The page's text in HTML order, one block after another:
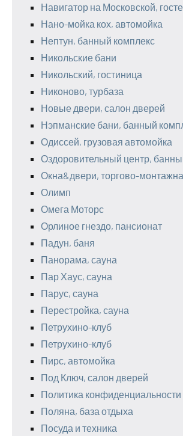
Навигатор на Московской,
Нано-мойка кох, автомойка
Нептун, банный комплекс
Никольские бани
Никольский, гостиница
Никоново, турбаза
Новые двери, салон дверей
Нэпманские бани, банный
Одиссей, грузовая автомойка
Оздоровительный центр,
Окна&двери, торгово-
Олимп
Омега Моторс
Орлиное гнездо, пансионат
Падун, баня
Панорама, сауна
Пар Хаус, сауна
Парус, сауна
Перестройка, сауна
Петрухино-клуб
Петрухино-клуб
Пирс, автомойка
Под Ключ, салон дверей
Политика конфиденциальности
Поляна, база отдыха
Посуда и техника